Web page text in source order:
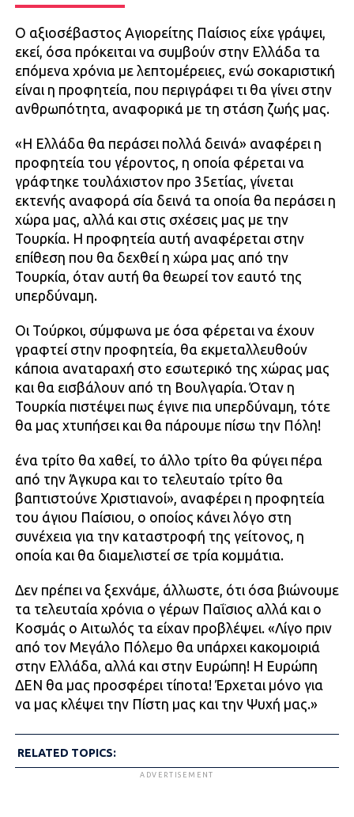
Ο αξιοσέβαστος Αγιορείτης Παίσιος είχε γράψει,
εκεί, όσα πρόκειται να συμβούν στην Ελλάδα τα
επόμενα χρόνια με λεπτομέρειες, ενώ σοκαριστική
είναι η προφητεία, που περιγράφει τι θα γίνει στην
ανθρωπότητα, αναφορικά με τη στάση ζωής μας.
«Η Ελλάδα θα περάσει πολλά δεινά» αναφέρει η
προφητεία του γέροντος, η οποία φέρεται να
γράφτηκε τουλάχιστον προ 35ετίας, γίνεται
εκτενής αναφορά σία δεινά τα οποία θα περάσει η
χώρα μας, αλλά και στις σχέσεις μας με την
Τουρκία. Η προφητεία αυτή αναφέρεται στην
επίθεση που θα δεχθεί η χώρα μας από την
Τουρκία, όταν αυτή θα θεωρεί τον εαυτό της
υπερδύναμη.
Οι Τούρκοι, σύμφωνα με όσα φέρεται να έχουν
γραφτεί στην προφητεία, θα εκμεταλλευθούν
κάποια αναταραχή στο εσωτερικό της χώρας μας
και θα εισβάλουν από τη Βουλγαρία. Όταν η
Τουρκία πιστέψει πως έγινε πια υπερδύναμη, τότε
θα μας χτυπήσει και θα πάρουμε πίσω την Πόλη!
ένα τρίτο θα χαθεί, το άλλο τρίτο θα φύγει πέρα
από την Άγκυρα και το τελευταίο τρίτο θα
βαπτιστούνε Χριστιανοί», αναφέρει η προφητεία
του άγιου Παίσιου, ο οποίος κάνει λόγο στη
συνέχεια για την καταστροφή της γείτονος, η
οποία και θα διαμελιστεί σε τρία κομμάτια.
Δεν πρέπει να ξεχνάμε, άλλωστε, ότι όσα βιώνουμε
τα τελευταία χρόνια ο γέρων Παΐσιος αλλά και ο
Κοσμάς ο Αιτωλός τα είχαν προβλέψει. «Λίγο πριν
από τον Μεγάλο Πόλεμο θα υπάρχει κακομοιριά
στην Ελλάδα, αλλά και στην Ευρώπη! Η Ευρώπη
ΔΕΝ θα μας προσφέρει τίποτα! Έρχεται μόνο για
να μας κλέψει την Πίστη μας και την Ψυχή μας.»
RELATED TOPICS:
ADVERTISEMENT